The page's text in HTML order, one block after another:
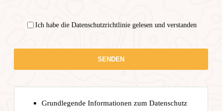
Ich habe die Datenschutzrichtlinie gelesen und verstanden
Grundlegende Informationen zum Datenschutz